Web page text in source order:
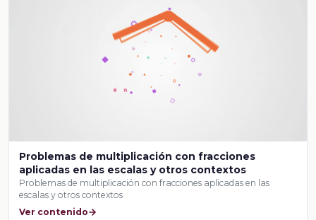
Problemas de multiplicación con fracciones
aplicadas en las escalas y otros contextos
Problemas de multiplicación con fracciones aplicadas en las
escalas y otros contextos
Ver contenido